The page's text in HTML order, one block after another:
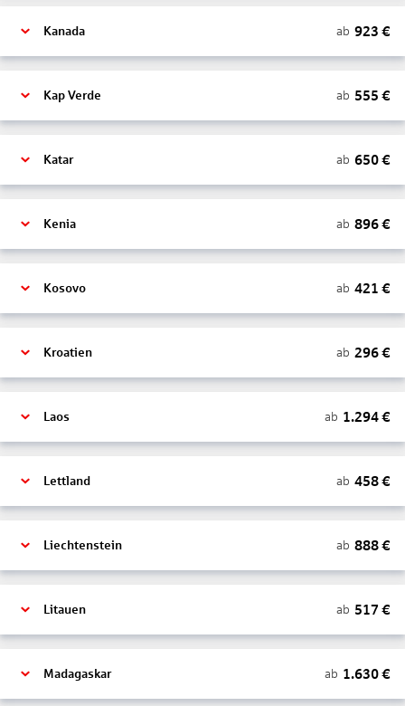
Kanada ab 923 €
Kap Verde ab 555 €
Katar ab 650€
Kenia ab 896€
Kosovo ab 421 €
Kroatien ab 296€
Laos ab 1.294€
Lettland ab 458€
Liechtenstein ab 888€
Litauen ab 517 €
Madagaskar ab 1.630€